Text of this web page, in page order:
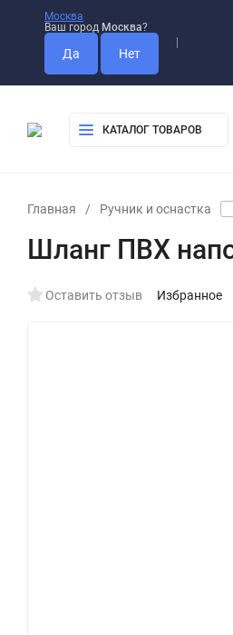
Москва
Ваш город Москва?
КАТАЛОГ ТОВАРОВ
Главная / Ручник и оснастка
Шланг ПВХ
Оставить отзыв Избранное